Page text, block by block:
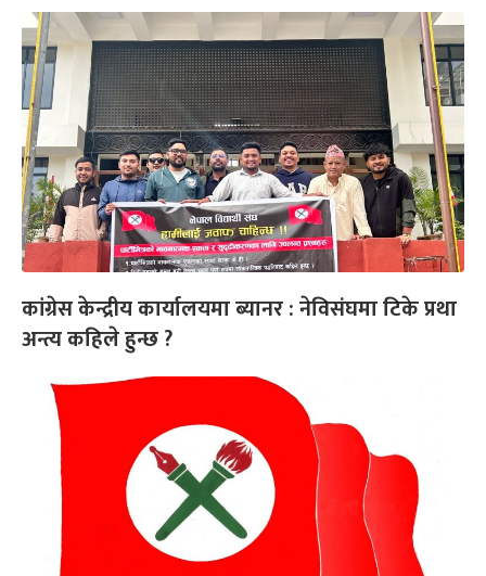
कांग्रेस केन्द्रीय कार्यालयमा ब्यानर : नेविसंघमा टिके प्रथा
अन्त्य कहिले हुन्छ ?